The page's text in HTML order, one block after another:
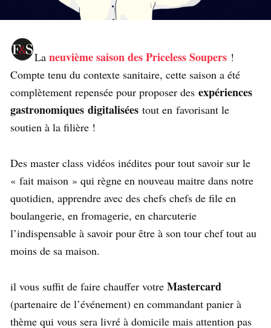
La neuvième saison des Priceless Soupers !
Compte tenu du contexte sanitaire, cette saison a été
complètement repensée pour proposer des expériences
gastronomiques digitalisées tout en favorisant le
soutien à la filière !
Des master class vidéos inédites pour tout savoir sur le
« fait maison » qui règne en nouveau maitre dans notre
quotidien, apprendre avec des chefs chefs de file en
boulangerie, en fromagerie, en charcuterie
l’indispensable à savoir pour être à son tour chef tout au
moins de sa maison.
il vous suffit de faire chauffer votre Mastercard
(partenaire de l’événement) en commandant panier à
thème qui vous sera livré à domicile mais attention pas